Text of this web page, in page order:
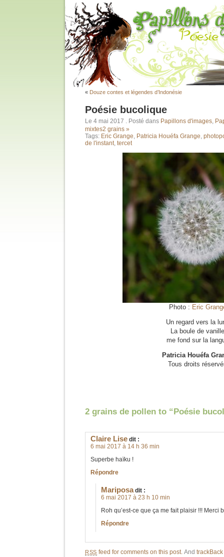
« Douze contes et légendes d’Indonésie
Poésie bucolique
Le 4 mai 2017 . Posté dans Papillons d'images,
mixtes2 grains »
Tags: Eric Grange, Patricia Houéfa Grange,
de l'instant, tercet
Photo : Eric
Un regard vers la
La boule de vanille
me fond sur la
Patricia Houéfa
Tous droits
2 grains de pollen to “Poésie
Claire Lise dit :
6 mai 2017 à 14 h 36 min
Superbe haïku !
Répondre
Mariposa dit :
6 mai 2017 à 23 h 10 min
Roh qu’est-ce que ça me fait plaisir !!! Merci
Répondre
RSS feed for comments on this post. And